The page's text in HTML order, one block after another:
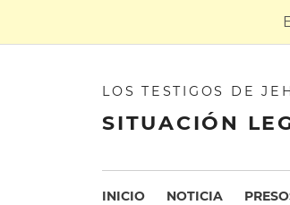
LOS TESTIGOS DE
SITUACIÓN
INICIO NOTICIA